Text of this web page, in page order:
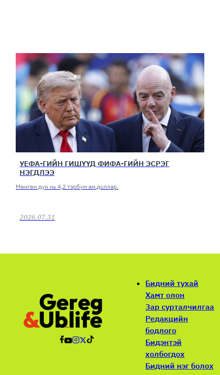
УЕФА-ГИЙН ГИШҮҮД ФИФА-ГИЙН ЭСРЭГ
НЭГДЛЭЭ
Мөнгөн дүн нь 4,2 тэрбум ам.доллар.
2026.07.31
Бидний тухай
Хамт олон
Зар сурталчилгаа
Редакцийн
бодлого
Бидэнтэй
холбогдох
Бидний нэг болох